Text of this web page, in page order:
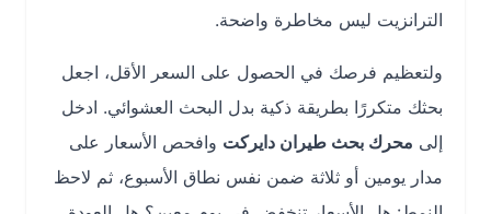
الترانزيت ليس مخاطرة واضحة.
ولتعظيم فرصك في الحصول على السعر الأقل، اجعل
بحثك متكررًا بطريقة ذكية بدل البحث العشوائي. ادخل
محرك بحث طيران دايركتوافحص الأسعار على
مدار يومين أو ثلاثة ضمن نفس نطاق الأسبوع، ثم لاحظ